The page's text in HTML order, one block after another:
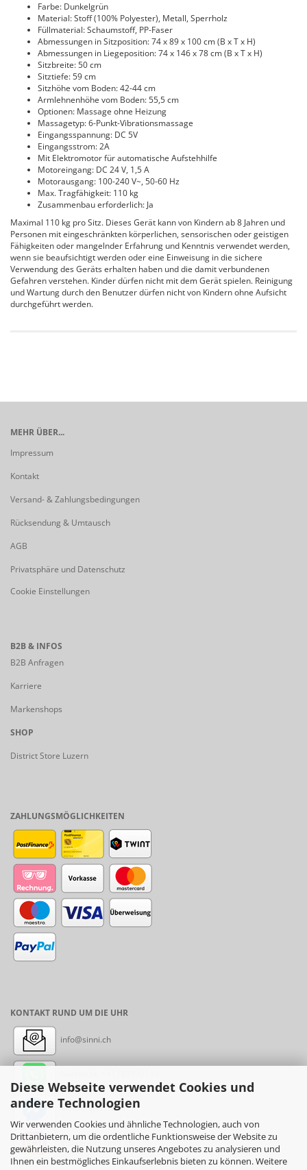
Diese Webseite verwendet Cookies und
andere Technologien
Wir verwenden Cookies und ähnliche Technologien, auch von
Drittanbietern, um die ordentliche Funktionsweise der Website zu
gewährleisten, die Nutzung unseres Angebotes zu analysieren und
Ihnen ein bestmögliches Einkaufserlebnis bieten zu können. Weitere
Farbe: Dunkelgrün
Material: Stoff (100% Polyester), Metall, Sperrholz
Füllmaterial: Schaumstoff, PP-Faser
Abmessungen in Sitzposition: 74 x 89 x 100 cm (B x T x H)
Abmessungen in Liegeposition: 74 x 146 x 78 cm (B x T x H)
Sitzbreite: 50 cm
Sitztiefe: 59 cm
Sitzhöhe vom Boden: 42-44 cm
Armlehnenhöhe vom Boden: 55,5 cm
Optionen: Massage ohne Heizung
Massagetyp: 6-Punkt-Vibrationsmassage
Eingangsspannung: DC 5V
Eingangsstrom: 2A
Mit Elektromotor für automatische Aufstehhilfe
Motoreingang: DC 24 V, 1,5 A
Motorausgang: 100-240 V~, 50-60 Hz
Max. Tragfähigkeit: 110 kg
Zusammenbau erforderlich: Ja
Maximal 110 kg pro Sitz. Dieses Gerät kann von Kindern ab 8 Jahren und
Personen mit eingeschränkten körperlichen, sensorischen oder geistigen
Fähigkeiten oder mangelnder Erfahrung und Kenntnis verwendet werden,
wenn sie beaufsichtigt werden oder eine Einweisung in die sichere
Verwendung des Geräts erhalten haben und die damit verbundenen
Gefahren verstehen. Kinder dürfen nicht mit dem Gerät spielen. Reinigung
und Wartung durch den Benutzer dürfen nicht von Kindern ohne Aufsicht
durchgeführt werden.
MEHR ÜBER...
Impressum
Kontakt
Versand- & Zahlungsbedingungen
Rücksendung & Umtausch
AGB
Privatsphäre und Datenschutz
Cookie Einstellungen
B2B & INFOS
B2B Anfragen
Karriere
Markenshops
SHOP
District Store Luzern
ZAHLUNGSMÖGLICHKEITEN
KONTAKT RUND UM DIE UHR
info@sinni.ch
Messenger: sinni.ch
Instagram: sinni_ch